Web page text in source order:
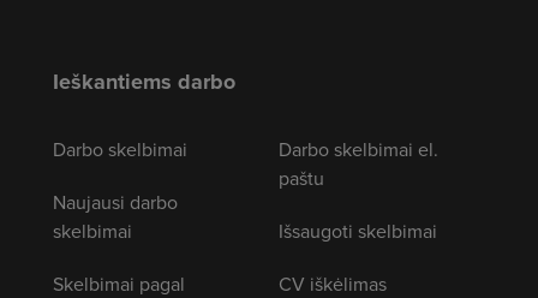
Ieškantiems darbo
Darbo skelbimai
Naujausi darbo
skelbimai
Skelbimai pagal
Darbo skelbimai el.
paštu
Išsaugoti skelbimai
CV iškėlimas